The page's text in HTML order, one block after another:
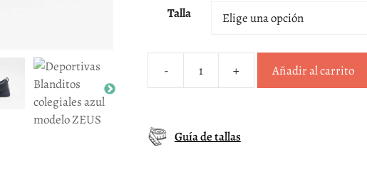
Talla
-
Deportivas
azul
modelo
+ Añadir al carrito
Guía de tallas